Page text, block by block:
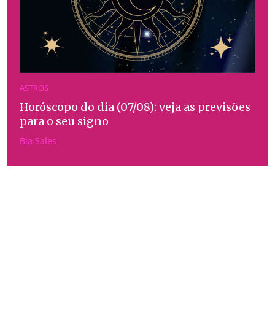
ASTROS
Horóscopo do dia (07/08): veja as previsões
para o seu signo
Bia Sales